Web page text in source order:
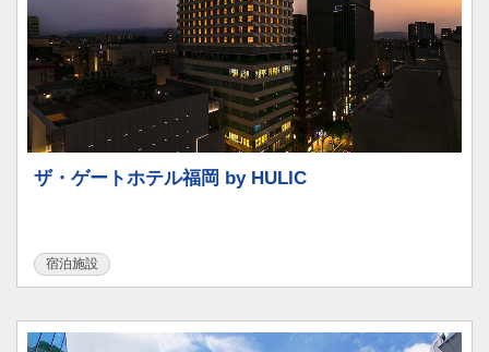
ザ・ゲートホテル福岡 by HULIC
宿泊施設